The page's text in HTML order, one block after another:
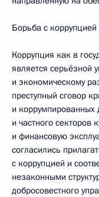
Борьба с коррупцией
Коррупция как в
является серьёзной
и экономическому
преступный сговор
и коррумпированных
и частного секторов
и финансовую
согласились
с коррупцией и
незаконными
добросовестного